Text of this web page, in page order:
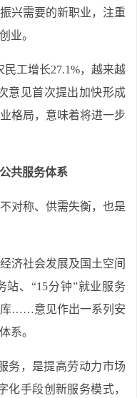
兴需要的新职业，注重
业。
民工增长27.1%，越来越
意见首次提出加快形成
格局，意味着将进一步
共服务体系
对称、供需失衡，也是
济社会发展及国土空间
站、“15分钟”就业服务
库……意见作出一系列安
系。
务，是提高劳动力市场
化手段创新服务模式，